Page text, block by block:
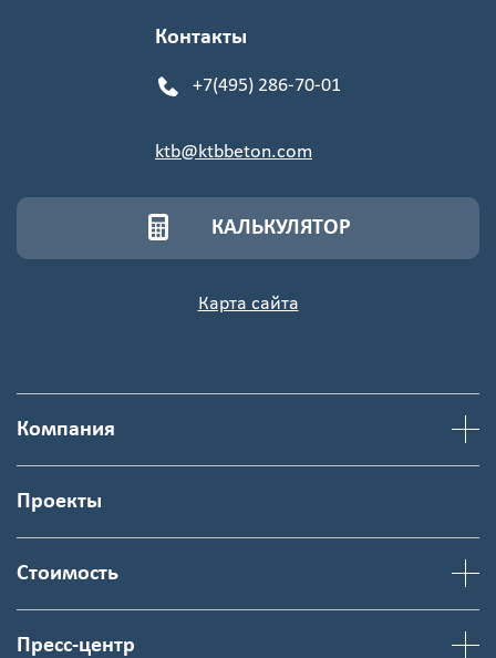
Контакты
+7(495) 286-70-01
ktb@ktbbeton.com
КАЛЬКУЛЯТОР
Карта сайта
Компания
Проекты
Стоимость
Пресс-центр
с
картинки
Я согласен на
данных